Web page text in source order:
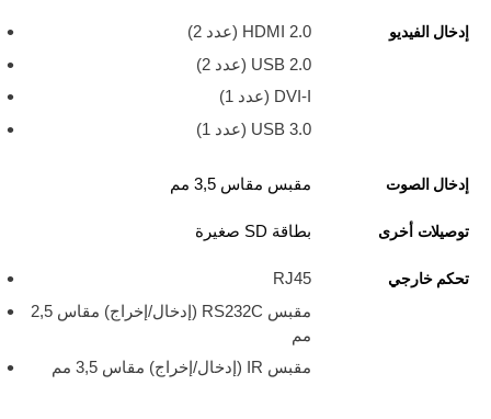
إدخال الفيديو
HDMI 2.0 ‏(عدد 2)
USB 2.0 ‏(عدد 2)
DVI-I (عدد 1)
USB 3.0 ‏(عدد 1)
إدخال الصوت مقبس مقاس 3,5 مم
توصيلات أخرى بطاقة SD صغيرة
تحكم خارجي
RJ45
مقبس RS232C (إدخال/إخراج) مقاس 2,5
مم
مقبس IR (إدخال/إخراج) مقاس 3,5 مم